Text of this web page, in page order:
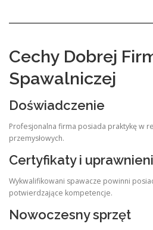
Cechy Dobrej
Spawalniczej
Doświadczenie
Profesjonalna firma posiada praktykę w
przemysłowych.
Certyfikaty i
Wykwalifikowani spawacze powinni
potwierdzające kompetencje.
Nowoczesny sprzęt